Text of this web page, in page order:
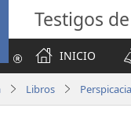
Testigos
INICIO
Libros